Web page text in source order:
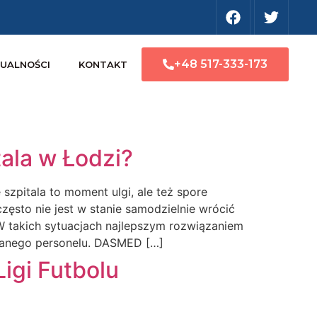
KONTAKT +48 517-333-173
w Łodzi?
to moment ulgi, ale też spore
nie jest w stanie samodzielnie wrócić
sytuacjach najlepszym rozwiązaniem
personelu. DASMED […]
Futbolu